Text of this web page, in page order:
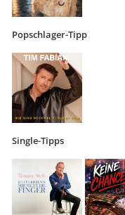
Popschlager-Tipp
Single-Tipps